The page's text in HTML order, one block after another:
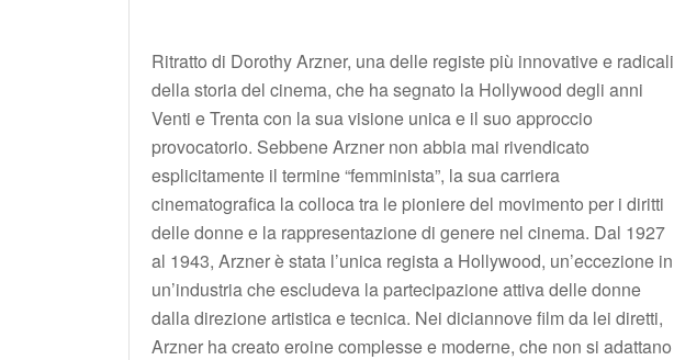
Ritratto di Dorothy Arzner, una delle registe più innovative e radicali
della storia del cinema, che ha segnato la Hollywood degli anni
Venti e Trenta con la sua visione unica e il suo approccio
provocatorio. Sebbene Arzner non abbia mai rivendicato
esplicitamente il termine “femminista”, la sua carriera
cinematografica la colloca tra le pioniere del movimento per i diritti
delle donne e la rappresentazione di genere nel cinema. Dal 1927
al 1943, Arzner è stata l’unica regista a Hollywood, un’eccezione in
un’industria che escludeva la partecipazione attiva delle donne
dalla direzione artistica e tecnica. Nei diciannove film da lei diretti,
Arzner ha creato eroine complesse e moderne, che non si adattano